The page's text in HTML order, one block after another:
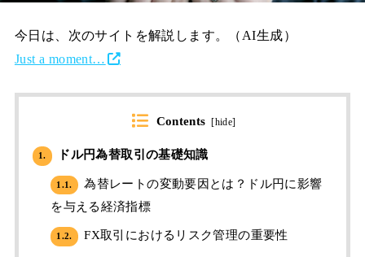
今日は、次のサイトを解説します。（AI生成）
Just a moment…
Contents [hide]
1. ドル円為替取引の基礎知識
1.1.
為替レートの変動要因とは？ドル円に影響
を与える経済指標
1.2. FX取引におけるリスク管理の重要性